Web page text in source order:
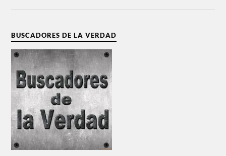
BUSCADORES DE LA VERDAD